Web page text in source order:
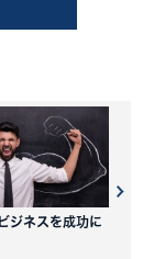
ジネスを成功に